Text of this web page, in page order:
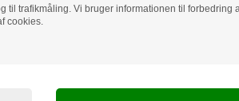
til trafikmåling. Vi bruger informationen til forbedring
cookies.